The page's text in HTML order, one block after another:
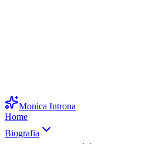
Monica Introna
Home
Biografia